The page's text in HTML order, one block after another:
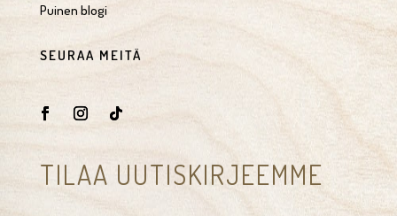
Puinen blogi
SEURAA MEITÄ
TILAA UUTISKIRJEEMME